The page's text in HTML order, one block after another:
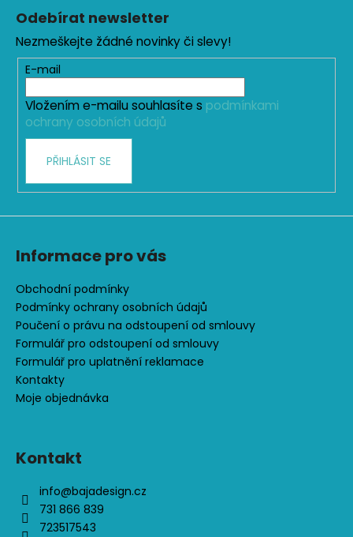
Odebírat newsletter
Nezmeškejte žádné novinky či slevy!
E-mail
Vložením e-mailu souhlasíte s podmínkami
ochrany osobních údajů
PŘIHLÁSIT SE
Informace pro vás
Obchodní podmínky
Podmínky ochrany osobních údajů
Poučení o právu na odstoupení od smlouvy
Formulář pro odstoupení od smlouvy
Formulář pro uplatnění reklamace
Kontakty
Moje objednávka
Kontakt
info@bajadesign.cz
731 866 839
723517543